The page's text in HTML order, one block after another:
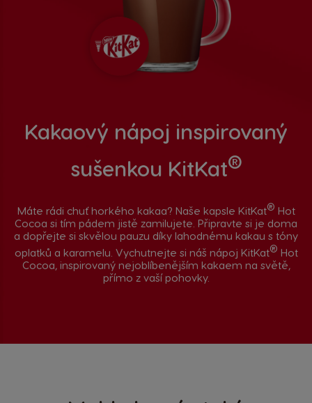
Kakaový nápoj inspirovaný
sušenkou KitKat®
Máte rádi chuť horkého kakaa? Naše kapsle KitKat® Hot
Cocoa si tím pádem jistě zamilujete. Připravte si je doma
a dopřejte si skvělou pauzu díky lahodnému kakau s tóny
oplatků a karamelu. Vychutnejte si náš nápoj KitKat® Hot
Cocoa, inspirovaný nejoblíbenějším kakaem na světě,
přímo z vaší pohovky.